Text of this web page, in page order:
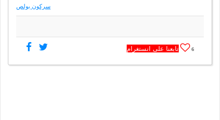
سركون بولص
6 تابعنا على انستغرام